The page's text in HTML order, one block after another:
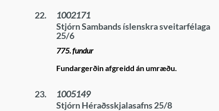
22.
1002171
Stjórn Sambands íslenskra sveitarfélaga
25/6
775. fundur
Fundargerðin afgreidd án umræðu.
23.
1005149
Stjórn Héraðsskjalasafns 25/8